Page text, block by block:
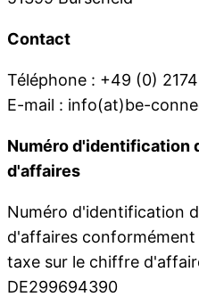
Contact
Téléphone : +49 (0)
E-mail : info(at)be-
Numéro d'identification
d'affaires
Numéro d'identification
d'affaires conformément
taxe sur le chiffre
DE299694390